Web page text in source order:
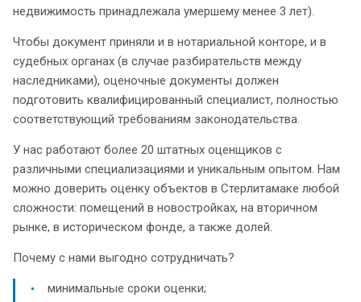
недвижимость принадлежала умершему менее 3 лет).
Чтобы документ приняли и в нотариальной конторе, и в
судебных органах (в случае разбирательств между
наследниками), оценочные документы должен
подготовить квалифицированный специалист, полностью
соответствующий требованиям законодательства.
У нас работают более 20 штатных оценщиков с
различными специализациями и уникальным опытом. Нам
можно доверить оценку объектов в Стерлитамаке любой
сложности: помещений в новостройках, на вторичном
рынке, в историческом фонде, а также долей.
Почему с нами выгодно сотрудничать?
минимальные сроки оценки;